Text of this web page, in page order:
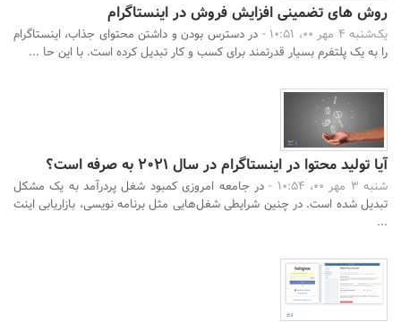
روش های تضمینی افزایش فروش در اینستاگرام
یک‌شنبه 4 مهر 00، 10:51 -
در دسترس بودن و داشتن محتوای جذاب، اینستاگرام
را به یک پلتفرم بسیار قدرتمند برای کسب و کار تبدیل کرده است. با این حا ...
آیا تولید محتوا در اینستاگرام در سال 2021 به صرفه است؟
شنبه 3 مهر 00، 10:54 -
در جامعه امروزی کمبود شغل پردرآمد به یک مشکل
تبدیل شده است. در چنین شرایطی شغل‌هایی مثل برنامه نویسی، بازاریابی اینت
...